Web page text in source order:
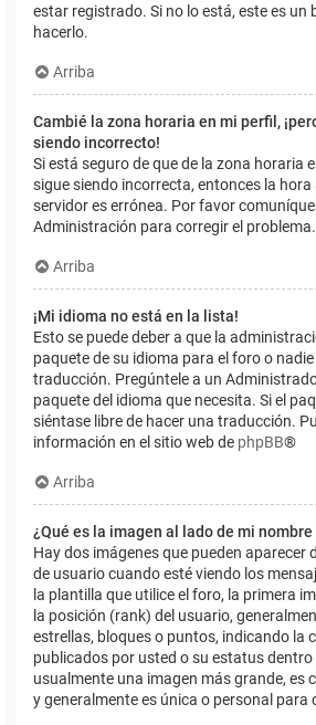
estar registrado. Si no lo está, este es un
hacerlo.
Arriba
Cambié la zona horaria en mi perfil,
siendo incorrecto!
Si está seguro de que de la zona horaria
sigue siendo incorrecta, entonces la hora
servidor es errónea. Por favor
Administración para corregir el problema.
Arriba
¡Mi idioma no está en la lista!
Esto se puede deber a que la
paquete de su idioma para el foro o
traducción. Pregúntele a un
paquete del idioma que necesita. Si el
siéntase libre de hacer una traducción.
información en el sitio web de phpBB®
Arriba
¿Qué es la imagen al lado de mi
Hay dos imágenes que pueden aparecer
de usuario cuando esté viendo los
la plantilla que utilice el foro, la primera
la posición (rank) del usuario,
estrellas, bloques o puntos, indicando la
publicados por usted o su estatus
usualmente una imagen más grande, es
y generalmente es única o personal para